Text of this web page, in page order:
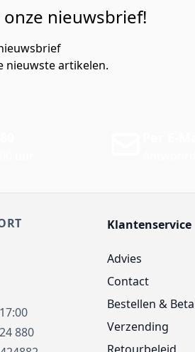
nieuwsbrief!
nieuwste artikelen.
880
Klantenservice
Advies
Contact
Bestellen &
Verzending